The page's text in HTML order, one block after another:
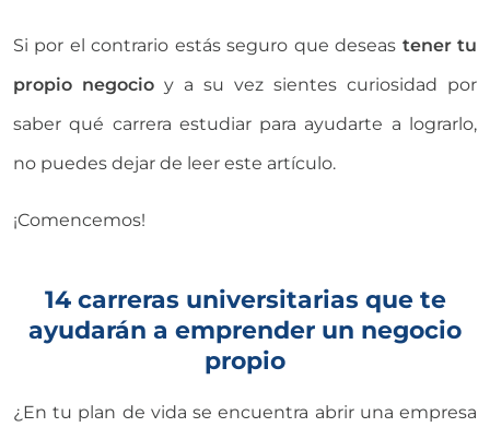
Si por el contrario estás seguro que deseas tener tu
propio negocio y a su vez sientes curiosidad por
saber qué carrera estudiar para ayudarte a lograrlo,
no puedes dejar de leer este artículo.
¡Comencemos!
14 carreras universitarias que te
ayudarán a emprender un negocio
propio
¿En tu plan de vida se encuentra abrir una empresa